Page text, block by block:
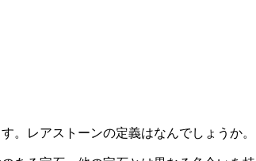
。レアストーンの定義はなんでしょうか。